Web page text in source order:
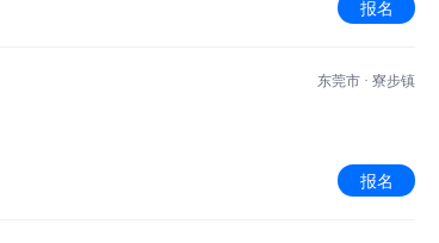
报名
东莞市 · 寮步镇
报名